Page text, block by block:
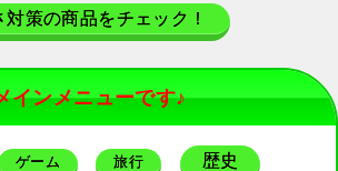
策の商品をチェック！
インメニューです♪
ゲーム 旅行 歴史